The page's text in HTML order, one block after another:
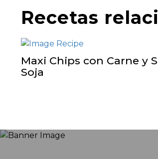
Recetas
Maxi Chips con Carne y
Soja